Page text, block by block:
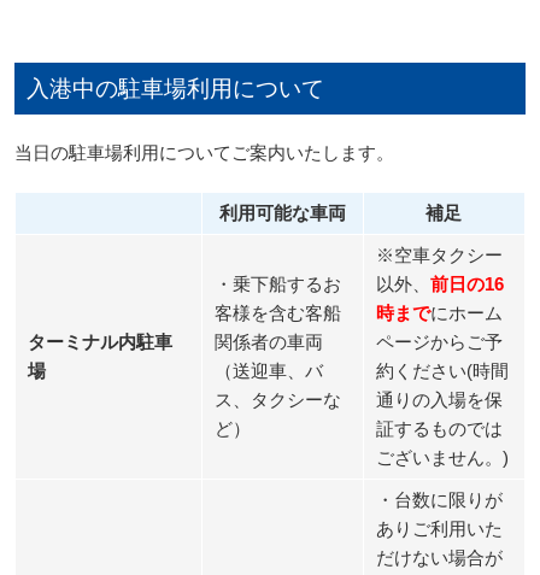
入港中の駐車場利用について
当日の駐車場利用についてご案内いたします。
利用可能な車両 補足
ターミナル内駐車
場
・乗下船するお
客様を含む客船
関係者の車両
（送迎車、バ
ス、タクシーな
ど）
※空車タクシー
以外、 前日の16
時までにホーム
ページからご予
約ください(時間
通りの入場を保
証するものでは
ございません。)
・台数に限りが
ありご利用いた
だけない場合が